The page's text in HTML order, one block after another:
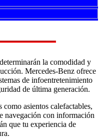
la comodidad y
Mercedes-Benz ofrece
de infoentretenimiento
de última generación.
asientos calefactables,
navegación con información
que tu experiencia de